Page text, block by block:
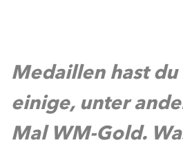
Medaillen hast du
einige, unter
Mal WM-Gold.